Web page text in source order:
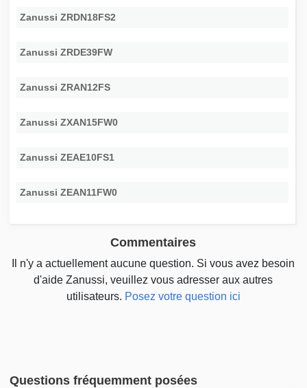
Zanussi ZRDN18FS2
Zanussi ZRDE39FW
Zanussi ZRAN12FS
Zanussi ZXAN15FW0
Zanussi ZEAE10FS1
Zanussi ZEAN11FW0
Commentaires
Il n'y a actuellement aucune question. Si vous avez besoin
d'aide Zanussi, veuillez vous adresser aux autres
utilisateurs. Posez votre question ici
Questions fréquemment posées